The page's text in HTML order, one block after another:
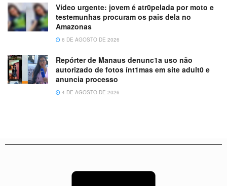
Vídeo urgente: jovem é atr0pelada por moto e
testemunhas procuram os pais dela no
Amazonas
6 DE AGOSTO DE 2026
Repórter de Manaus denunc1a uso não
autorizado de fotos ínt1mas em site adult0 e
anuncia processo
4 DE AGOSTO DE 2026